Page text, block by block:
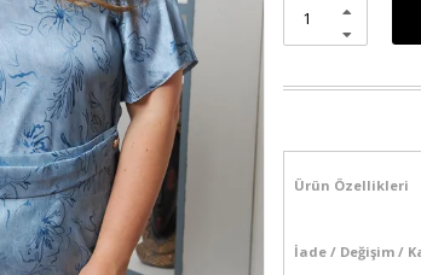
Ürün Özellikleri
İade / Değişim /